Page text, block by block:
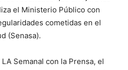
el Ministerio Público con
cometidas en el
(Senasa).
Semanal con la Prensa, el